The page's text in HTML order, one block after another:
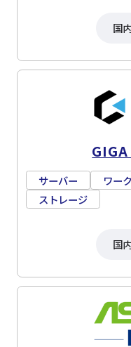
国
サーバー ワー
ストレージ
国